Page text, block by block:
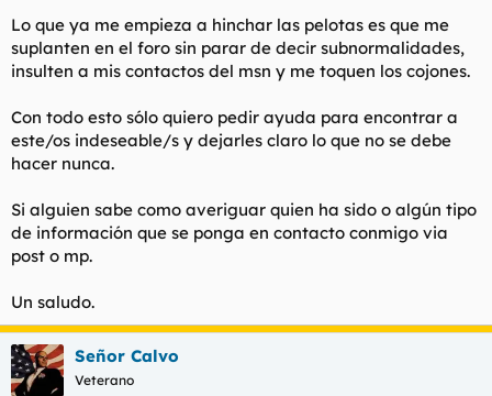
Lo que ya me empieza a hinchar las pelotas es que me
suplanten en el foro sin parar de decir subnormalidades,
insulten a mis contactos del msn y me toquen los cojones.
Con todo esto sólo quiero pedir ayuda para encontrar a
este/os indeseable/s y dejarles claro lo que no se debe
hacer nunca.
Si alguien sabe como averiguar quien ha sido o algún tipo
de información que se ponga en contacto conmigo via
post o mp.
Un saludo.
Señor Calvo
Veterano